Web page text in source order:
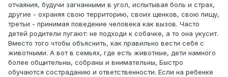
отчаяния, будучи загнанными в угол, испытывая боль и страх,
другие - охраняя свою территорию, своих щенков, свою пищу,
третьи - принимая поведение человека как вызов. Часто
детей родители пугают: не подходи к собачке, а то она укусит.
Вместо того чтобы объяснить, как правильно вести себя с
животными. А вот в семьях, где есть животные, дети намного
более общительны, собраны и внимательны, Быстро
обучаются состраданию и ответственности. Если на ребенке